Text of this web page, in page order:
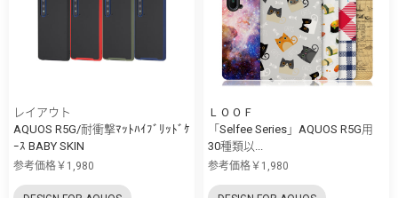
レイアウト
AQUOS R5G/耐衝撃ﾏｯﾄﾊｲﾌﾞﾘｯﾄﾞｹ
ｰｽ BABY SKIN
参考価格￥1,980
ＬＯＯＦ
「Selfee Series」AQUOS R5G用
30種類以...
参考価格￥1,980